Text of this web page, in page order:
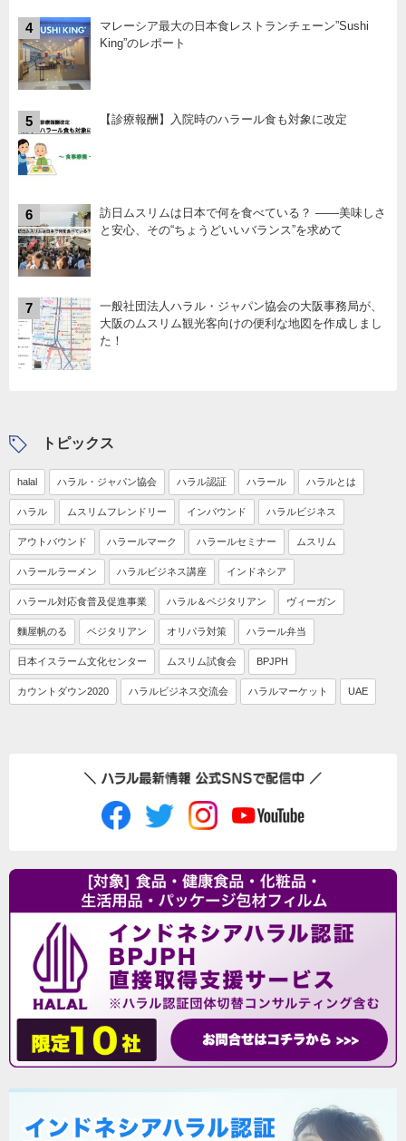
4
マレーシア最大の日本食レストランチェーン”Sushi
King”のレポート
5 【診療報酬】入院時のハラール食も対象に改定
6
訪日ムスリムは日本で何を食べている？ ――美味しさ
と安心、その“ちょうどいいバランス”を求めて
7
一般社団法人ハラル・ジャパン協会の大阪事務局が、
大阪のムスリム観光客向けの便利な地図を作成しまし
た！
トピックス
halal ハラル・ジャパン協会 ハラル認証 ハラール ハラルとは
ハラル ムスリムフレンドリー インバウンド ハラルビジネス
アウトバウンド ハラールマーク ハラールセミナー ムスリム
ハラールラーメン ハラルビジネス講座 インドネシア
ハラール対応食普及促進事業 ハラル＆ベジタリアン ヴィーガン
麵屋帆のる ベジタリアン オリパラ対策 ハラール弁当
日本イスラーム文化センター ムスリム試食会 BPJPH
カウントダウン2020 ハラルビジネス交流会 ハラルマーケット UAE